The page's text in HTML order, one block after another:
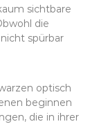
sichtbare
die
spürbar
optisch
beginnen
die in ihrer